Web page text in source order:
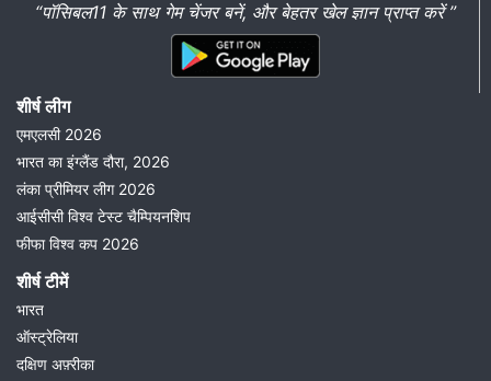
“पॉसिबल11 के साथ गेम चेंजर बनें, और बेहतर खेल ज्ञान प्राप्त करें ”
शीर्ष लीग
एमएलसी 2026
भारत का इंग्लैंड दौरा, 2026
लंका प्रीमियर लीग 2026
आईसीसी विश्व टेस्ट चैम्पियनशिप
फीफा विश्व कप 2026
शीर्ष टीमें
भारत
ऑस्ट्रेलिया
दक्षिण अफ़्रीका